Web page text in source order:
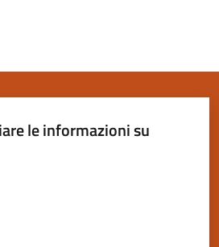
le informazioni su